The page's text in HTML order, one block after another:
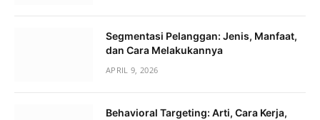
Segmentasi Pelanggan: Jenis, Manfaat,
dan Cara Melakukannya
APRIL 9, 2026
Behavioral Targeting: Arti, Cara Kerja,